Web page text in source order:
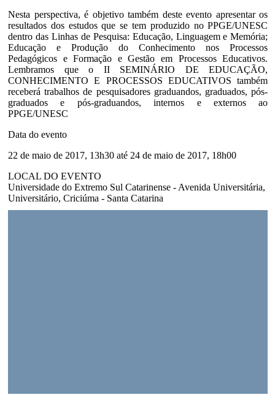
Nesta perspectiva, é objetivo também deste evento apresentar os
resultados dos estudos que se tem produzido no PPGE/UNESC
dentro das Linhas de Pesquisa: Educação, Linguagem e Memória;
Educação e Produção do Conhecimento nos Processos
Pedagógicos e Formação e Gestão em Processos Educativos.
Lembramos que o II SEMINÁRIO DE EDUCAÇÃO,
CONHECIMENTO E PROCESSOS EDUCATIVOS também
receberá trabalhos de pesquisadores graduandos, graduados, pós-
graduados e pós-graduandos, internos e externos ao
PPGE/UNESC
Data do evento
22 de maio de 2017, 13h30 até 24 de maio de 2017, 18h00
LOCAL DO EVENTO
Universidade do Extremo Sul Catarinense - Avenida Universitária,
Universitário, Criciúma - Santa Catarina